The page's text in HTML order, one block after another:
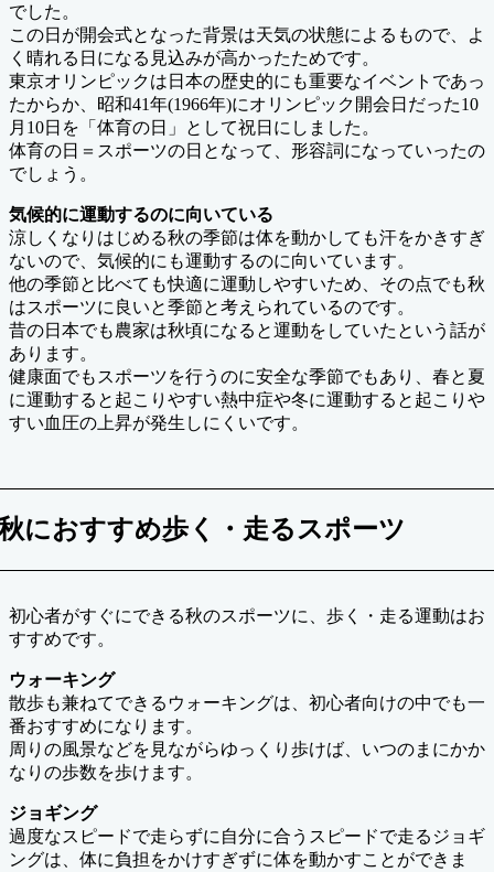
でした。
この日が開会式となった背景は天気の状態によるもので、よ
く晴れる日になる見込みが高かったためです。
東京オリンピックは日本の歴史的にも重要なイベントであっ
たからか、昭和41年(1966年)にオリンピック開会日だった10
月10日を「体育の日」として祝日にしました。
体育の日＝スポーツの日となって、形容詞になっていったの
でしょう。
気候的に運動するのに向いている
涼しくなりはじめる秋の季節は体を動かしても汗をかきすぎ
ないので、気候的にも運動するのに向いています。
他の季節と比べても快適に運動しやすいため、その点でも秋
はスポーツに良いと季節と考えられているのです。
昔の日本でも農家は秋頃になると運動をしていたという話が
あります。
健康面でもスポーツを行うのに安全な季節でもあり、春と夏
に運動すると起こりやすい熱中症や冬に運動すると起こりや
すい血圧の上昇が発生しにくいです。
におすすめ歩く・走るスポーツ
初心者がすぐにできる秋のスポーツに、歩く・走る運動はお
すすめです。
ウォーキング
散歩も兼ねてできるウォーキングは、初心者向けの中でも一
番おすすめになります。
周りの風景などを見ながらゆっくり歩けば、いつのまにかか
なりの歩数を歩けます。
ジョギング
過度なスピードで走らずに自分に合うスピードで走るジョギ
ングは、体に負担をかけすぎずに体を動かすことができま